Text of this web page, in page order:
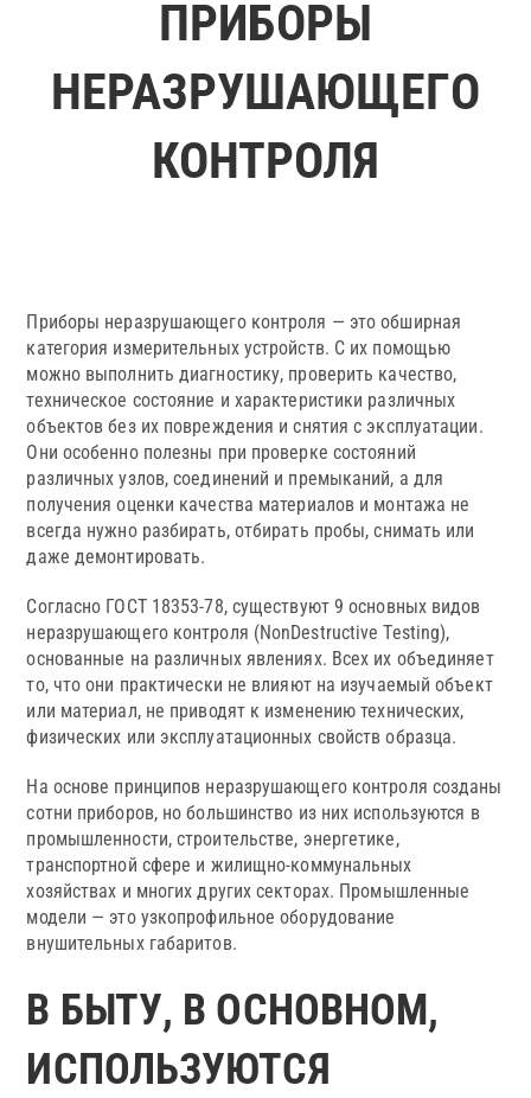
ПРИБОРЫ
НЕРАЗРУШАЮЩЕГО
КОНТРОЛЯ
Приборы неразрушающего контроля — это обширная
категория измерительных устройств. С их помощью
можно выполнить диагностику, проверить качество,
техническое состояние и характеристики различных
объектов без их повреждения и снятия с эксплуатации.
Они особенно полезны при проверке состояний
различных узлов, соединений и премыканий, а для
получения оценки качества материалов и монтажа не
всегда нужно разбирать, отбирать пробы, снимать или
даже демонтировать.
Согласно ГОСТ 18353-78, существуют 9 основных видов
неразрушающего контроля (NonDestructive Testing),
основанные на различных явлениях. Всех их объединяет
то, что они практически не влияют на изучаемый объект
или материал, не приводят к изменению технических,
физических или эксплуатационных свойств образца.
На основе принципов неразрушающего контроля созданы
сотни приборов, но большинство из них используются в
промышленности, строительстве, энергетике,
транспортной сфере и жилищно-коммунальных
хозяйствах и многих других секторах. Промышленные
модели — это узкопрофильное оборудование
внушительных габаритов.
В БЫТУ, В ОСНОВНОМ,
ИСПОЛЬЗУЮТСЯ